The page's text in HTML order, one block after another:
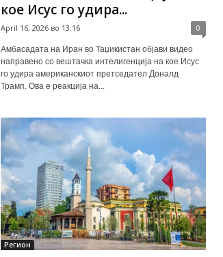
кое Исус го удира...
April 16, 2026 во 13:16 0
Амбасадата на Иран во Таџикистан објави видео
направено со вештачка интелигенција на кое Исус
го удира американскиот претседател Доналд
Трамп. Ова е реакција на...
Регион